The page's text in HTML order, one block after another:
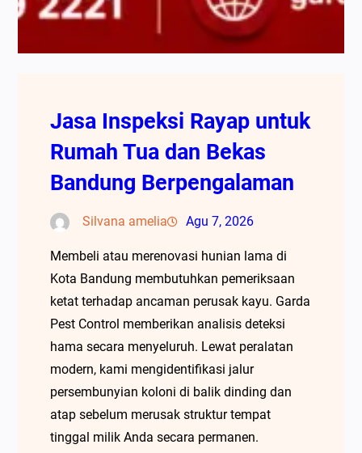
Jasa Inspeksi Rayap untuk
Rumah Tua dan Bekas
Bandung Berpengalaman
Silvana amelia Agu 7, 2026
Membeli atau merenovasi hunian lama di
Kota Bandung membutuhkan pemeriksaan
ketat terhadap ancaman perusak kayu. Garda
Pest Control memberikan analisis deteksi
hama secara menyeluruh. Lewat peralatan
modern, kami mengidentifikasi jalur
persembunyian koloni di balik dinding dan
atap sebelum merusak struktur tempat
tinggal milik Anda secara permanen.